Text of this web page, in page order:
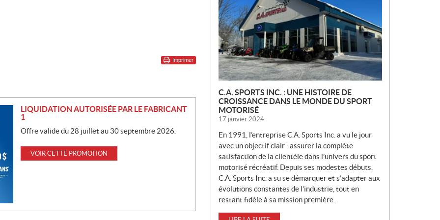
Imprimer
LIQUIDATION AUTORISÉE PAR LE FABRICANT
1
Offre valide du 28 juillet au 30 septembre 2026.
VOIR CETTE PROMOTION
V
E
L
L
E
S
C.A. SPORTS INC. : UNE HISTOIRE DE
CROISSANCE DANS LE MONDE DU SPORT
MOTORISÉ
17 janvier 2024
En 1991, l’entreprise C.A. Sports Inc. a vu le jour
avec un objectif clair : assurer la complète
satisfaction de la clientèle dans l’univers du sport
motorisé récréatif. Depuis ses modestes débuts,
C.A. Sports Inc. a su se démarquer et s’adapter aux
évolutions constantes de l’industrie, tout en
restant fidèle à sa mission première.